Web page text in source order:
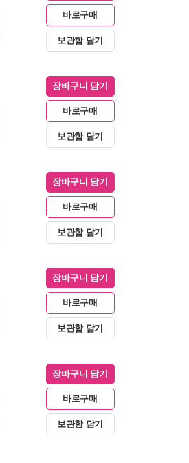
바로구매
보관함 담기
장바구니 담기
바로구매
보관함 담기
장바구니 담기
바로구매
보관함 담기
장바구니 담기
바로구매
보관함 담기
장바구니 담기
바로구매
보관함 담기